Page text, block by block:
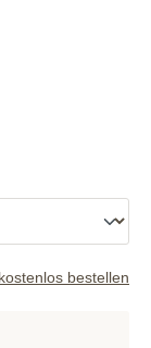
bestellen